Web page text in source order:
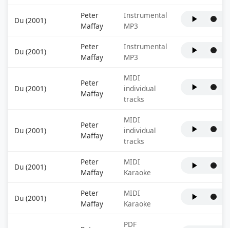
Du (2001)
Peter
Maffay
Instrumental
MP3
Du (2001)
Peter
Maffay
Instrumental
MP3
Du (2001)
Peter
Maffay
MIDI
individual
tracks
Du (2001)
Peter
Maffay
MIDI
individual
tracks
Du (2001)
Peter
Maffay
MIDI
Karaoke
Du (2001)
Peter
Maffay
MIDI
Karaoke
PDF